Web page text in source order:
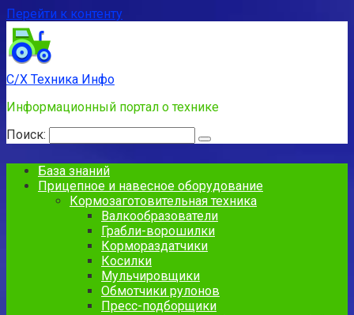
Перейти к контенту
С/Х Техника Инфо
Информационный портал о технике
Поиск:
База знаний
Прицепное и навесное оборудование
Кормозаготовительная техника
Валкообразователи
Грабли-ворошилки
Кормораздатчики
Косилки
Мульчировщики
Обмотчики рулонов
Пресс-подборщики